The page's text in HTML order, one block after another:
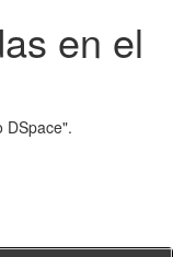
en el
DSpace".